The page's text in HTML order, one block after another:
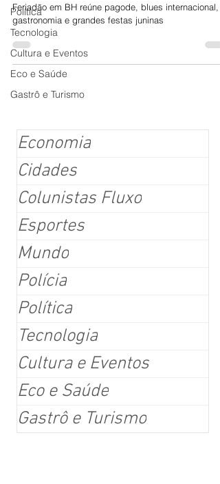
Política
Tecnologia
Cultura e Eventos
Eco e Saúde
Gastrô e Turismo
Feriadão em BH reúne pagode, blues internacional,
gastronomia e grandes festas juninas
Economia
Cidades
Colunistas Fluxo
Esportes
Mundo
Polícia
Política
Tecnologia
Cultura e Eventos
Eco e Saúde
Gastrô e Turismo